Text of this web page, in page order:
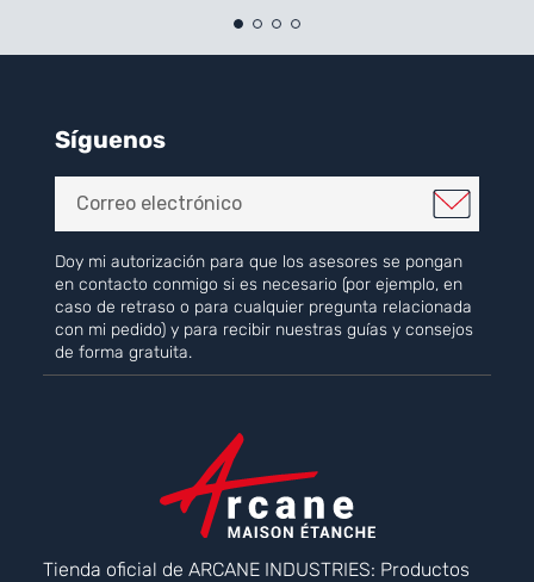
Síguenos
Doy mi autorización para que los asesores se pongan
en contacto conmigo si es necesario (por ejemplo, en
caso de retraso o para cualquier pregunta relacionada
con mi pedido) y para recibir nuestras guías y consejos
de forma gratuita.
Tienda oficial de ARCANE INDUSTRIES: Productos